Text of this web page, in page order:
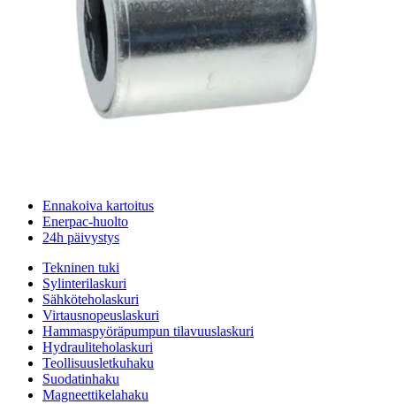
Argo Hytos Cetop 3 / NK6 suuntaventtiilit
Palvelut
Suunnitteluratkaisut
Hydrauliikkaletkut
Erikoisletkut
Ennakoiva kartoitus
Enerpac-huolto
24h päivystys
Tekninen tuki
Sylinterilaskuri
Sähköteholaskuri
Virtausnopeuslaskuri
Hammaspyöräpumpun tilavuuslaskuri
Hydrauliteholaskuri
Teollisuusletkuhaku
Suodatinhaku
Magneettikelahaku